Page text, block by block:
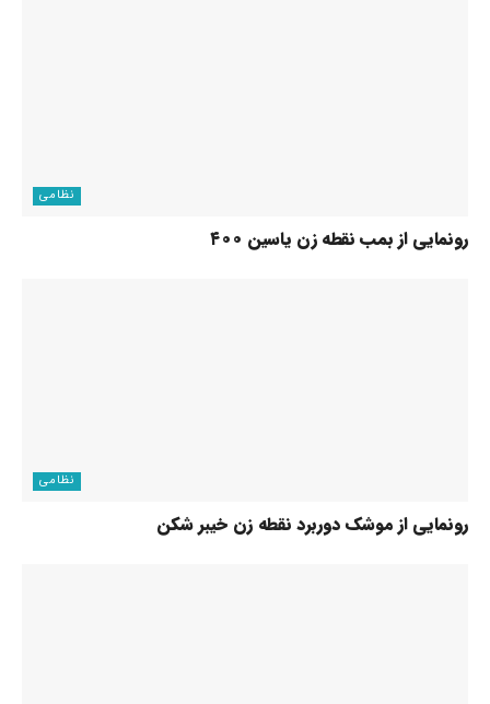
نظامی
رونمایی از بمب نقطه زن یاسین ۴۰۰
نظامی
رونمایی از موشک دوربرد نقطه زن خیبر شکن